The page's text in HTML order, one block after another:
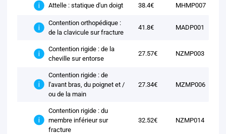
Attelle : statique d'un doigt 38.4€ MHMP007
Contention orthopédique :
de la clavicule sur fracture
41.8€ MADP001
Contention rigide : de la
cheville sur entorse
27.57€ NZMP003
Contention rigide : de
l'avant bras, du poignet et /
ou de la main
27.34€ MZMP006
Contention rigide : du
membre inférieur sur
fracture
32.52€ NZMP014